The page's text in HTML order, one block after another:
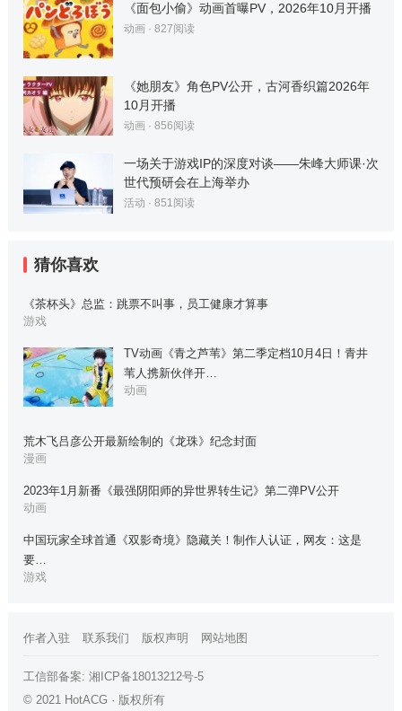
《面包小偷》动画首曝PV，2026年10月开播
动画· 827阅读
《她朋友》角色PV公开，古河香织篇2026年
10月开播
动画· 856阅读
一场关于游戏IP的深度对谈——朱峰大师课·次
世代预研会在上海举办
活动 · 851阅读
猜你喜欢
《茶杯头》总监：跳票不叫事，员工健康才算事
游戏
TV动画《青之芦苇》第二季定档10月4日！青井
苇人携新伙伴开…
动画
荒木飞吕彦公开最新绘制的《龙珠》纪念封面
漫画
2023年1月新番《最强阴阳师的异世界转生记》第二弹PV公开
动画
中国玩家全球首通《双影奇境》隐藏关！制作人认证，网友：这是
要…
游戏
作者入驻 联系我们 版权声明 网站地图
工信部备案: 湘ICP备18013212号-5
© 2021 HotACG · 版权所有